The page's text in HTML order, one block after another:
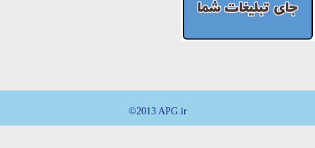
©2013 APG.ir